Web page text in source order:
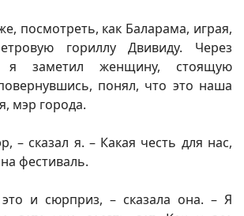
посмотреть, как Баларама, играя,
гориллу Двивиду. Через
я заметил женщину, стоящую
понял, что это наша
мэр города.
– сказал я. – Какая честь для нас,
фестиваль.
и сюрприз, – сказала она. – Я